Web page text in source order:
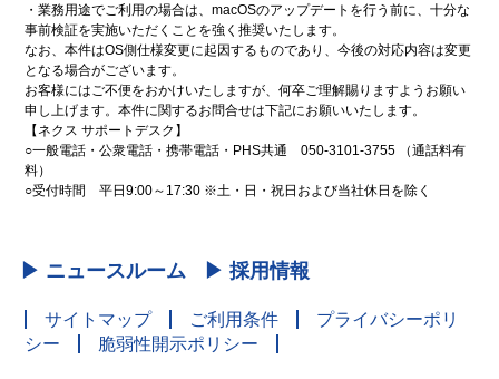
・業務用途でご利用の場合は、macOSのアップデートを行う前に、十分な
事前検証を実施いただくことを強く推奨いたします。
なお、本件はOS側仕様変更に起因するものであり、今後の対応内容は変更
となる場合がございます。
お客様にはご不便をおかけいたしますが、何卒ご理解賜りますようお願い
申し上げます。本件に関するお問合せは下記にお願いいたします。
【ネクス サポートデスク】
○一般電話・公衆電話・携帯電話・PHS共通 050-3101-3755 （通話料有
料）
○受付時間 平日9:00～17:30 ※土・日・祝日および当社休日を除く
▶ ニュースルーム ▶ 採用情報
サイトマップ ご利用条件
プライバシーポリ
シー
脆弱性開示ポリシー